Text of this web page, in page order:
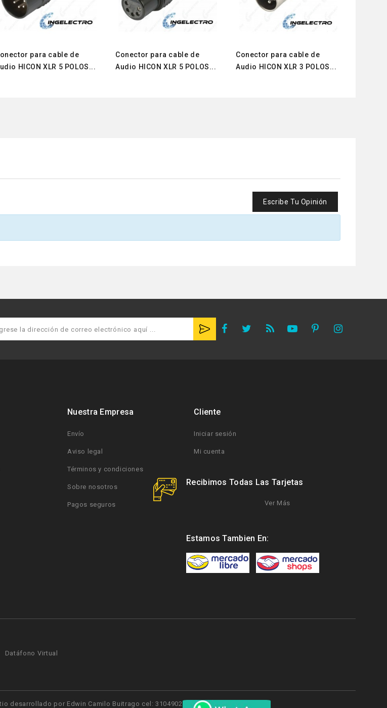
para cable de
HICON XLR 5 POLOS...
Conector para cable de
Audio HICON XLR 5 POLOS...
Conector para cable de
Audio HICON XLR 3 POLOS...
Escribe Tu Opinión
Nuestra Empresa
Envío
Aviso legal
Términos y condiciones
Sobre nosotros
Pagos seguros
Cliente
Iniciar sesión
Mi cuenta
Recibimos Todas Las Tarjetas
Ver Más
Estamos Tambien En:
Datáfono Virtual
desarrollado por Edwin Camilo Buitrago cel: 3104902598